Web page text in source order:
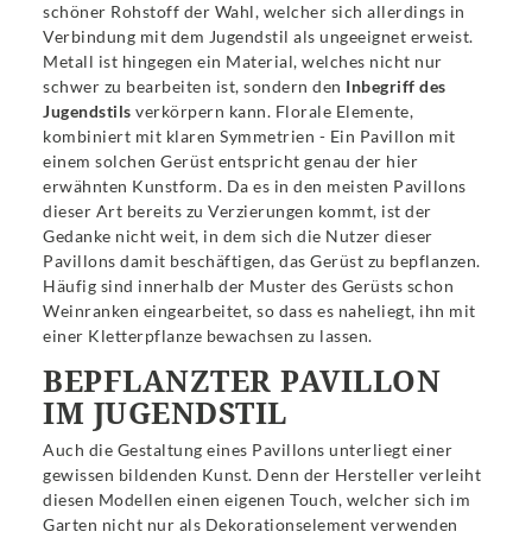
schöner Rohstoff der Wahl, welcher sich allerdings in
Verbindung mit dem Jugendstil als ungeeignet erweist.
Metall ist hingegen ein Material, welches nicht nur
schwer zu bearbeiten ist, sondern den Inbegriff des
Jugendstils verkörpern kann. Florale Elemente,
kombiniert mit klaren Symmetrien - Ein Pavillon mit
einem solchen Gerüst entspricht genau der hier
erwähnten Kunstform. Da es in den meisten Pavillons
dieser Art bereits zu Verzierungen kommt, ist der
Gedanke nicht weit, in dem sich die Nutzer dieser
Pavillons damit beschäftigen, das Gerüst zu bepflanzen.
Häufig sind innerhalb der Muster des Gerüsts schon
Weinranken eingearbeitet, so dass es naheliegt, ihn mit
einer Kletterpflanze bewachsen zu lassen.
BEPFLANZTER PAVILLON
IM JUGENDSTIL
Auch die Gestaltung eines Pavillons unterliegt einer
gewissen bildenden Kunst. Denn der Hersteller verleiht
diesen Modellen einen eigenen Touch, welcher sich im
Garten nicht nur als Dekorationselement verwenden